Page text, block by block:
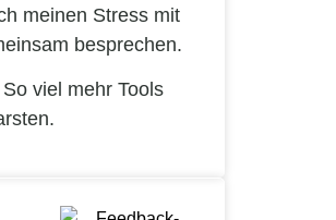
meinen Stress mit
besprechen.
viel mehr Tools